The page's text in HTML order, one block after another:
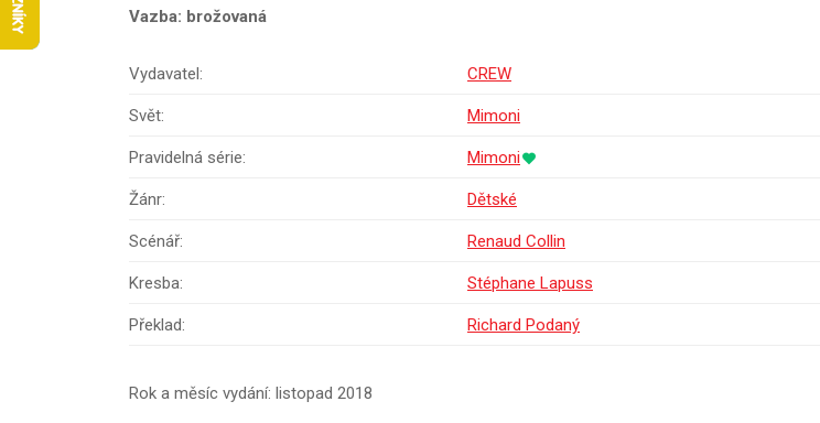
Vazba: brožovaná
Vydavatel: CREW
Svět: Mimoni
Pravidelná série: Mimoni
Žánr: Dětské
Scénář: Renaud Collin
Kresba: Stéphane Lapuss
Překlad: Richard Podaný
Rok a měsíc vydání: listopad 2018